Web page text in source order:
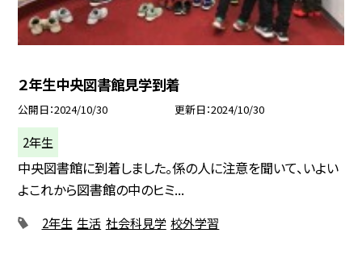
２年生中央図書館見学到着
公開日 2024/10/30 更新日 2024/10/30
2年生
中央図書館に到着しました。係の人に注意を聞いて、いよい
よこれから図書館の中のヒミ...
2年生 生活 社会科見学 校外学習